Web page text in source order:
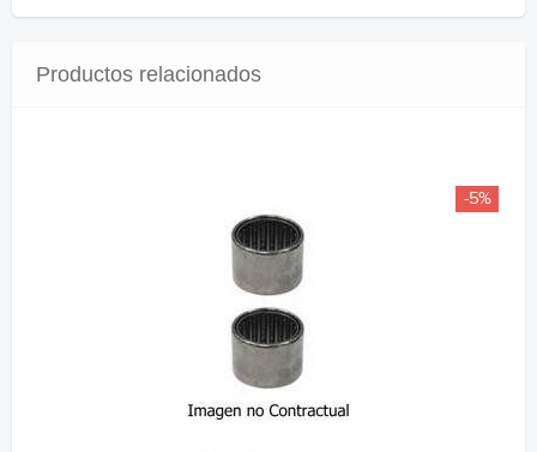
Productos relacionados
-5%